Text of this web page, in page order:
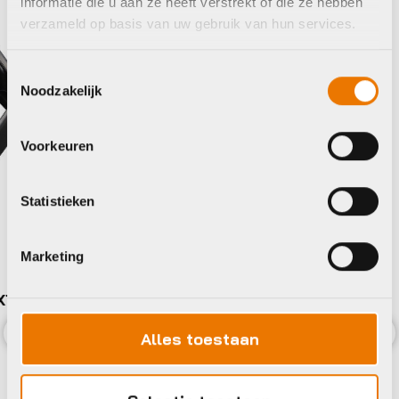
verzameld op basis van uw gebruik van hun services.
Toestemmingsselectie
Noodzakelijk
Voorkeuren
Statistieken
Marketing
Alles toestaan
Previous
Pedalen
Op voorraad in winkel